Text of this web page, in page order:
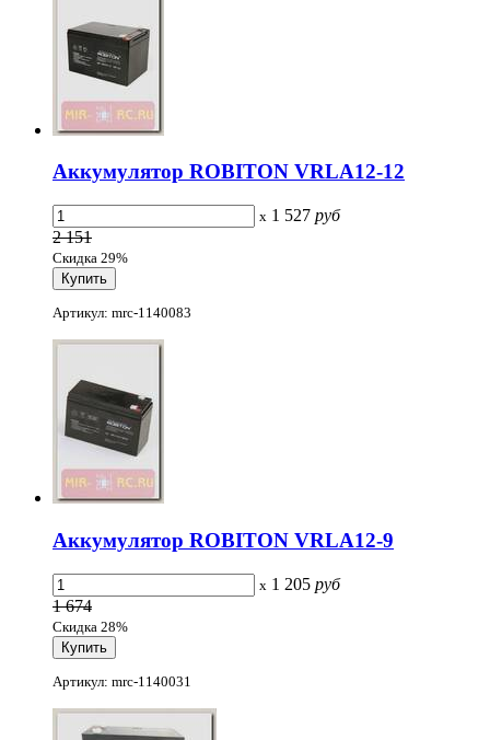
Аккумулятор ROBITON VRLA12-12
x 1 527 руб
2 151
Скидка 29%
Артикул: mrc-1140083
Аккумулятор ROBITON VRLA12-9
x 1 205 руб
1 674
Скидка 28%
Артикул: mrc-1140031